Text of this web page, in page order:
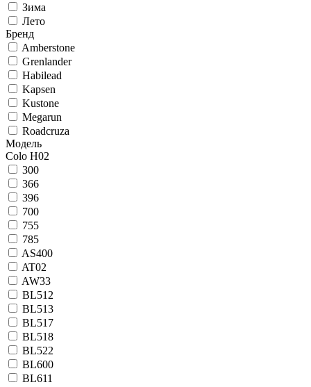
Зима
Лето
Бренд
Amberstone
Grenlander
Habilead
Kapsen
Kustone
Megarun
Roadcruza
Модель
Colo H02
300
366
396
700
755
785
AS400
AT02
AW33
BL512
BL513
BL517
BL518
BL522
BL600
BL611